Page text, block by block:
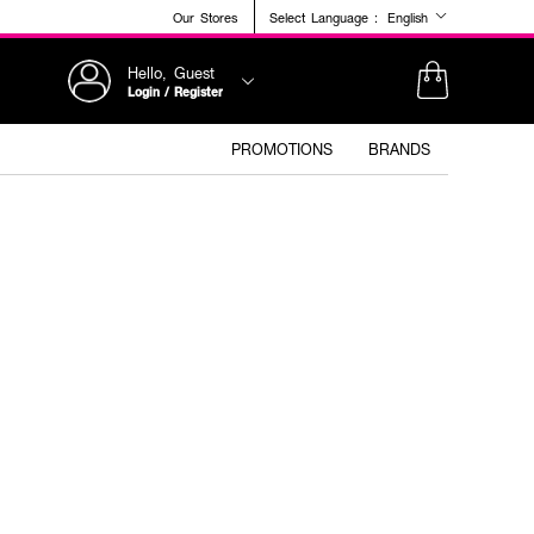
Our Stores Select Language : English
Hello, Guest
Login / Register
PROMOTIONS BRANDS